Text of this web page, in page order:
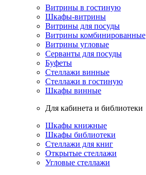
Витрины в гостиную
Шкафы-витрины
Витрины для посуды
Витрины комбинированные
Витрины угловые
Серванты для посуды
Буфеты
Стеллажи винные
Стеллажи в гостиную
Шкафы винные
Для кабинета и библиотеки
Шкафы книжные
Шкафы библиотеки
Стеллажи для книг
Открытые стеллажи
Угловые стеллажи